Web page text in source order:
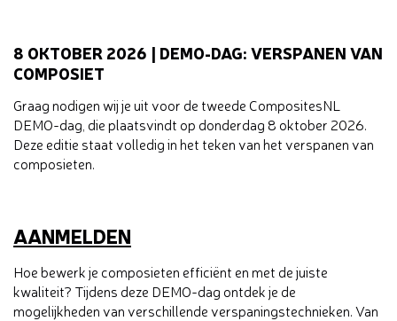
8 OKTOBER 2026 | DEMO-DAG: VERSPANEN VAN
COMPOSIET
Graag nodigen wij je uit voor de tweede CompositesNL
DEMO-dag, die plaatsvindt op donderdag 8 oktober 2026.
Deze editie staat volledig in het teken van het verspanen van
composieten.
AANMELDEN
Hoe bewerk je composieten efficiënt en met de juiste
kwaliteit? Tijdens deze DEMO-dag ontdek je de
mogelijkheden van verschillende verspaningstechnieken. Van